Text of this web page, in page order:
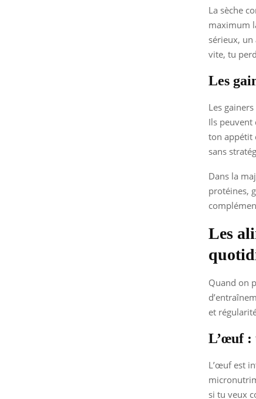
La sèche
maximum
sérieux,
vite, tu
Les
Les
Ils peuvent
ton appétit
sans
Dans la
protéines,
Les
Quand on
et
L’œuf :
L’œuf est
si tu veux